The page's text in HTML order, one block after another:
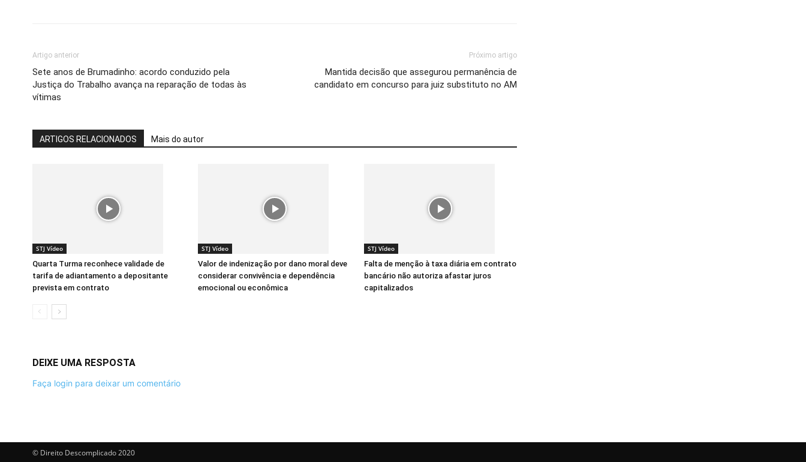
Artigo anterior
Sete anos de Brumadinho: acordo conduzido pela
Justiça do Trabalho avança na reparação de todas às
vítimas
Próximo artigo
Mantida decisão que assegurou permanência de
candidato em concurso para juiz substituto no AM
ARTIGOS RELACIONADOS Mais do autor
STJ Vídeo
Quarta Turma reconhece validade de
tarifa de adiantamento a depositante
prevista em contrato
STJ Vídeo
Valor de indenização por dano moral deve
considerar convivência e dependência
emocional ou econômica
STJ Vídeo
Falta de menção à taxa diária em contrato
bancário não autoriza afastar juros
capitalizados
DEIXE UMA RESPOSTA
Faça login para deixar um comentário
© Direito Descomplicado 2020